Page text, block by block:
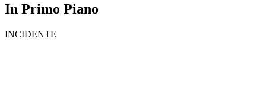
In Primo Piano
INCIDENTE